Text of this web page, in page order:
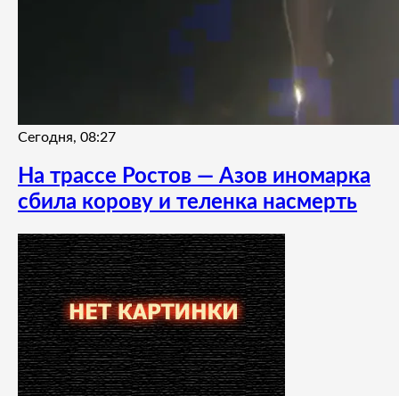
Сегодня, 08:27
На трассе Ростов — Азов иномарка
сбила корову и теленка насмерть